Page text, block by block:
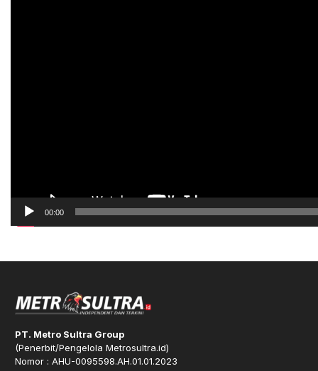
00:00
PT. Metro Sultra Group
(Penerbit/Pengelola Metrosultra.id)
Nomor : AHU-0095598.AH.01.01.2023